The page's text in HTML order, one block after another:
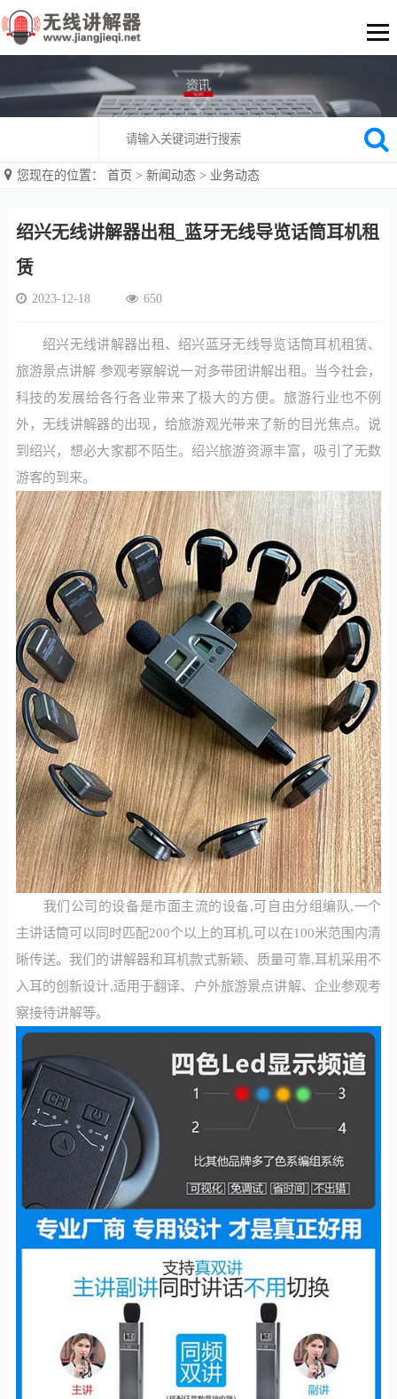
您现在的位置： 首页 > 新闻动态 > 业务动态
绍兴无线讲解器出租_蓝牙无线导览话筒耳机租
赁
2023-12-18 650
绍兴无线讲解器出租、绍兴蓝牙无线导览话筒耳机租赁、
旅游景点讲解 参观考察解说一对多带团讲解出租。当今社会，
科技的发展给各行各业带来了极大的方便。旅游行业也不例
外，无线讲解器的出现，给旅游观光带来了新的目光焦点。说
到绍兴，想必大家都不陌生。绍兴旅游资源丰富，吸引了无数
游客的到来。
我们公司的设备是市面主流的设备,可自由分组编队,一个
主讲话筒可以同时匹配200个以上的耳机,可以在100米范围内清
晰传送。我们的讲解器和耳机款式新颖、质量可靠,耳机采用不
入耳的创新设计,适用于翻译、户外旅游景点讲解、企业参观考
察接待讲解等。